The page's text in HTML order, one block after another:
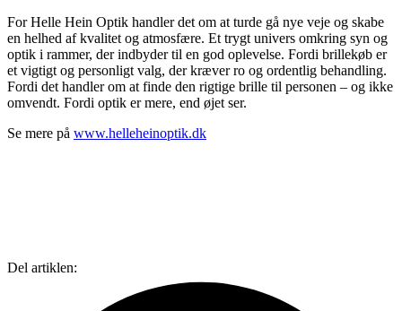
For Helle Hein Optik handler det om at turde gå nye veje og skabe
en helhed af kvalitet og atmosfære. Et trygt univers omkring syn og
optik i rammer, der indbyder til en god oplevelse. Fordi brillekøb er
et vigtigt og personligt valg, der kræver ro og ordentlig behandling.
Fordi det handler om at finde den rigtige brille til personen – og ikke
omvendt. Fordi optik er mere, end øjet ser.
Se mere på www.helleheinoptik.dk
Del artiklen: